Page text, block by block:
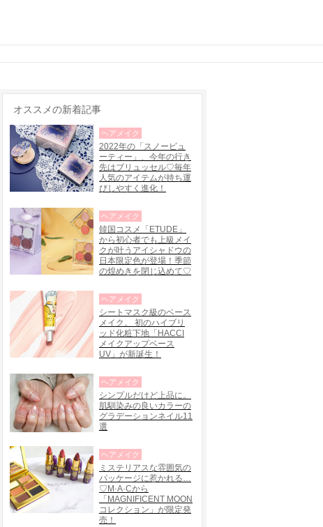
オススメの新着記事
2022年の「スノービュ
ーティー」、今年の行き
先はブリュッセル♡毎年
人気のアイテムが持ち運
びしやすく進化！
ヘアメイク
韓国コスメ「ETUDE」
から初心者でも上級メイ
クが叶うアイシャドウの
日本限定色が登場！季節
の煌めきを閉じ込めて♡
ヘアメイク
シートマスク級のベース
メイク。 初のハイブリ
ッド化粧下地「HACCI
メイクアップベース
UV」が新誕生！
ヘアメイク
シンプルだけど上品に。
肌馴染みの良いカラーの
グラデーションネイル11
選
ヘアメイク
ミステリアスな雰囲気の
パッケージに惹かれる…
♡M·A·Cから
「MAGNIFICENT MOON
コレクション」が限定発
売！
ヘアメイク